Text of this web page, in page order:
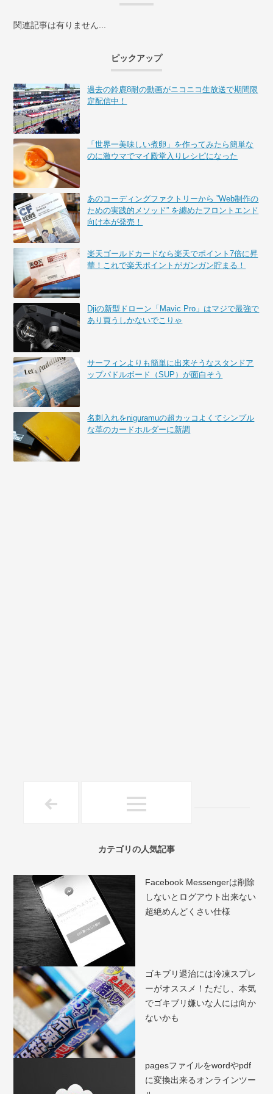
関連記事は有りません...
ピックアップ
過去の鈴鹿8耐の動画がニコニコ生放送で期間限
定配信中！
「世界一美味しい煮卵」を作ってみたら簡単な
のに激ウマでマイ殿堂入りレシピになった
あのコーディングファクトリーから ”Web制作の
ための実践的メソッド” を纏めたフロントエンド
向け本が発売！
楽天ゴールドカードなら楽天でポイント7倍に昇
華！これで楽天ポイントがガンガン貯まる！
Djiの新型ドローン「Mavic Pro」はマジで最強で
あり買うしかないでこりゃ
サーフィンよりも簡単に出来そうなスタンドア
ップパドルボード（SUP）が面白そう
名刺入れをniguramuの超カッコよくてシンプル
な革のカードホルダーに新調
カテゴリの人気記事
Facebook Messengerは削除
しないとログアウト出来ない
超絶めんどくさい仕様
ゴキブリ退治には冷凍スプレ
ーがオススメ！ただし、本気
でゴキブリ嫌いな人には向か
ないかも
pagesファイルをwordやpdf
に変換出来るオンラインツー